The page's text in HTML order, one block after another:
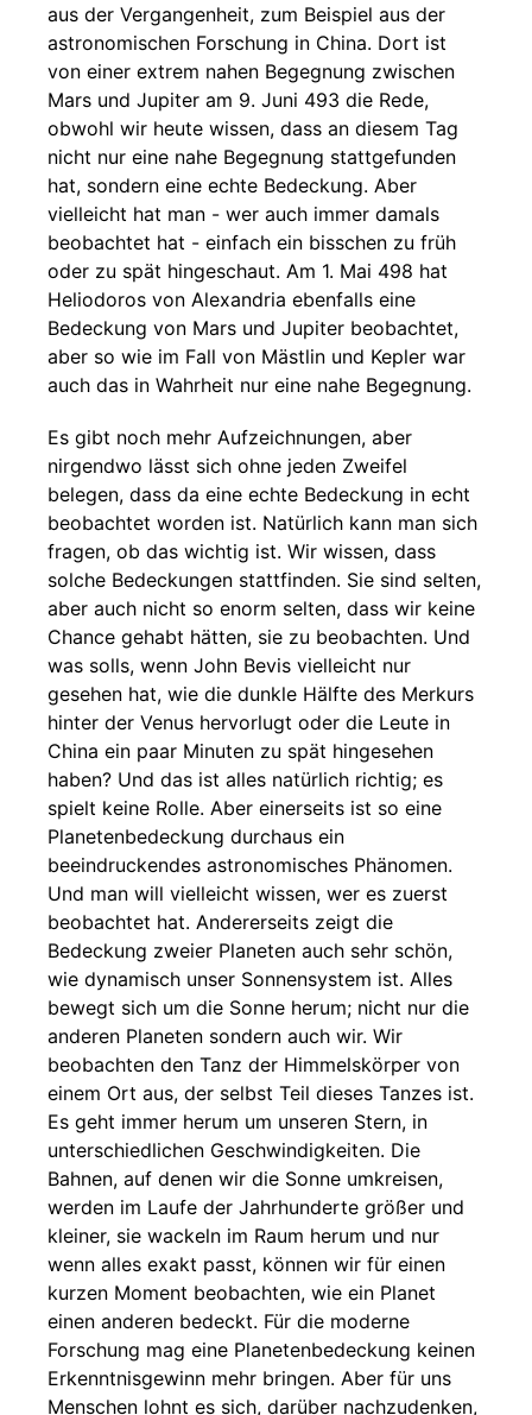
aus der Vergangenheit, zum Beispiel aus der
astronomischen Forschung in China. Dort ist
von einer extrem nahen Begegnung zwischen
Mars und Jupiter am 9. Juni 493 die Rede,
obwohl wir heute wissen, dass an diesem Tag
nicht nur eine nahe Begegnung stattgefunden
hat, sondern eine echte Bedeckung. Aber
vielleicht hat man - wer auch immer damals
beobachtet hat - einfach ein bisschen zu früh
oder zu spät hingeschaut. Am 1. Mai 498 hat
Heliodoros von Alexandria ebenfalls eine
Bedeckung von Mars und Jupiter beobachtet,
aber so wie im Fall von Mästlin und Kepler war
auch das in Wahrheit nur eine nahe Begegnung.
Es gibt noch mehr Aufzeichnungen, aber
nirgendwo lässt sich ohne jeden Zweifel
belegen, dass da eine echte Bedeckung in echt
beobachtet worden ist. Natürlich kann man sich
fragen, ob das wichtig ist. Wir wissen, dass
solche Bedeckungen stattfinden. Sie sind selten,
aber auch nicht so enorm selten, dass wir keine
Chance gehabt hätten, sie zu beobachten. Und
was solls, wenn John Bevis vielleicht nur
gesehen hat, wie die dunkle Hälfte des Merkurs
hinter der Venus hervorlugt oder die Leute in
China ein paar Minuten zu spät hingesehen
haben? Und das ist alles natürlich richtig; es
spielt keine Rolle. Aber einerseits ist so eine
Planetenbedeckung durchaus ein
beeindruckendes astronomisches Phänomen.
Und man will vielleicht wissen, wer es zuerst
beobachtet hat. Andererseits zeigt die
Bedeckung zweier Planeten auch sehr schön,
wie dynamisch unser Sonnensystem ist. Alles
bewegt sich um die Sonne herum; nicht nur die
anderen Planeten sondern auch wir. Wir
beobachten den Tanz der Himmelskörper von
einem Ort aus, der selbst Teil dieses Tanzes ist.
Es geht immer herum um unseren Stern, in
unterschiedlichen Geschwindigkeiten. Die
Bahnen, auf denen wir die Sonne umkreisen,
werden im Laufe der Jahrhunderte größer und
kleiner, sie wackeln im Raum herum und nur
wenn alles exakt passt, können wir für einen
kurzen Moment beobachten, wie ein Planet
einen anderen bedeckt. Für die moderne
Forschung mag eine Planetenbedeckung keinen
Erkenntnisgewinn mehr bringen. Aber für uns
Menschen lohnt es sich, darüber nachzudenken,